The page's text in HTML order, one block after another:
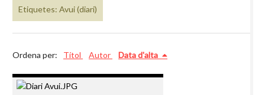
Etiquetes: Avui (diari)
Ordena per: Títol Autor Data d'alta